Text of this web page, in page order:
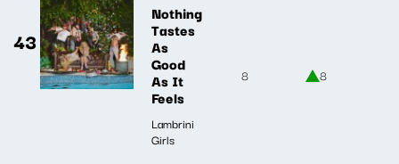
43
Nothing
Tastes
As
Good
As It
Feels
Lambrini
Girls
8 8